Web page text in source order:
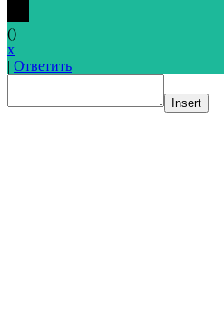
()
x
| Ответить
Insert